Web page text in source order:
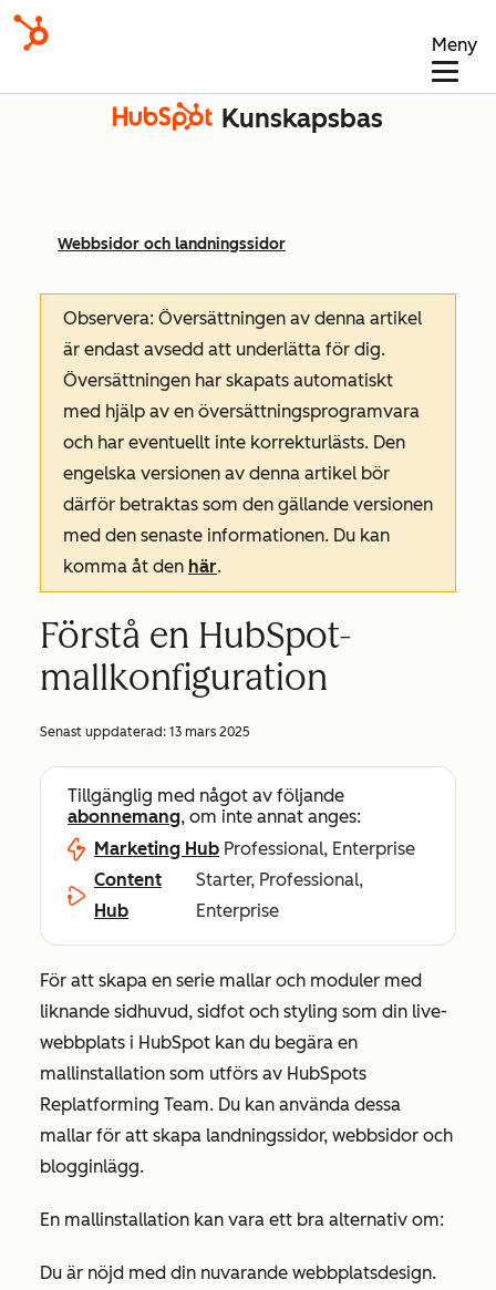
Meny
Kunskapsbas
Webbsidor och landningssidor
Observera: Översättningen av denna artikel
är endast avsedd att underlätta för dig.
Översättningen har skapats automatiskt
med hjälp av en översättningsprogramvara
och har eventuellt inte korrekturlästs. Den
engelska versionen av denna artikel bör
därför betraktas som den gällande versionen
med den senaste informationen. Du kan
komma åt den här.
Förstå en HubSpot-
mallkonfiguration
Senast uppdaterad: 13 mars 2025
Tillgänglig med något av följande
abonnemang, om inte annat anges:
Marketing Hub Professional, Enterprise
Content
Hub
Starter, Professional,
Enterprise
För att skapa en serie mallar och moduler med
liknande sidhuvud, sidfot och styling som din live-
webbplats i HubSpot kan du begära en
mallinstallation som utförs av HubSpots
Replatforming Team. Du kan använda dessa
mallar för att skapa landningssidor, webbsidor och
blogginlägg.
En mallinstallation kan vara ett bra alternativ om:
Du är nöjd med din nuvarande webbplatsdesign.